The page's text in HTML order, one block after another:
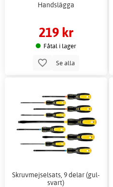
Handslägga
219 kr
Fåtal i lager
Se alla
Skruvmejselsats, 9 delar (gul-
svart)